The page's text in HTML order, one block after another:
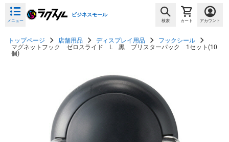
メニュー
ビジネスモール
検索 カート アカウント
トップページ 店舗用品 ディスプレイ用品
フックシール
マグネットフック ゼロスライド L 黒 ブリスターパック 1セット(10
個)